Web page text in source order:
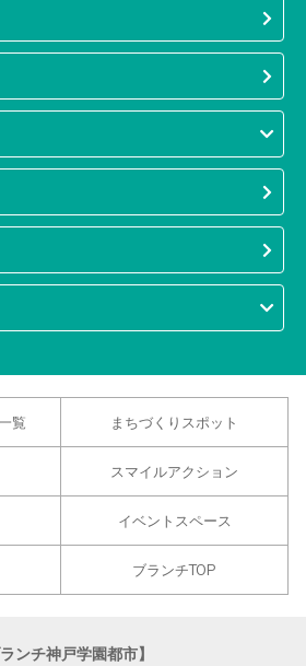
覧 まちづくりスポット
スマイルアクション
イベントスペース
ブランチTOP
ランチ神戸学園都市】